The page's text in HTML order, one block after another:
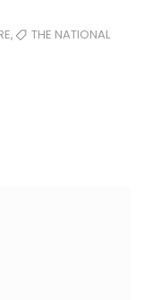
, THE NATIONAL